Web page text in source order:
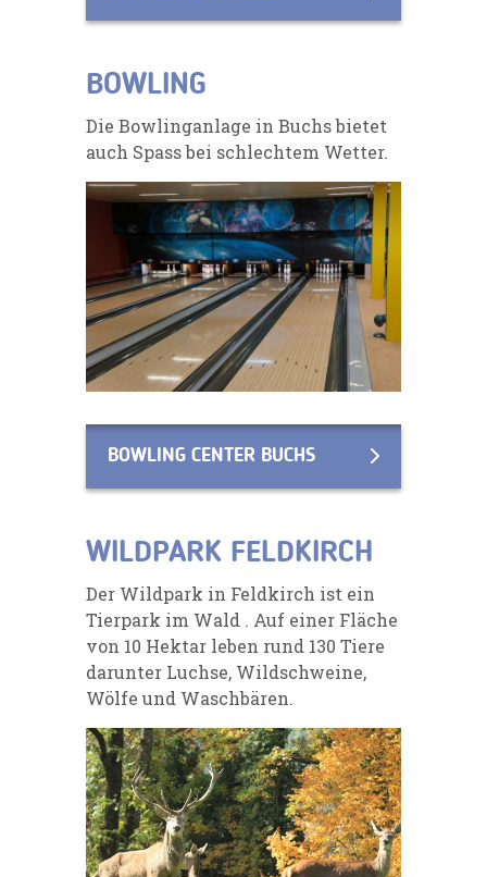
BOWLING
Die Bowlinganlage in Buchs bietet
auch Spass bei schlechtem Wetter.
BOWLING CENTER BUCHS
WILDPARK FELDKIRCH
Der Wildpark in Feldkirch ist ein
Tierpark im Wald . Auf einer Fläche
von 10 Hektar leben rund 130 Tiere
darunter Luchse, Wildschweine,
Wölfe und Waschbären.